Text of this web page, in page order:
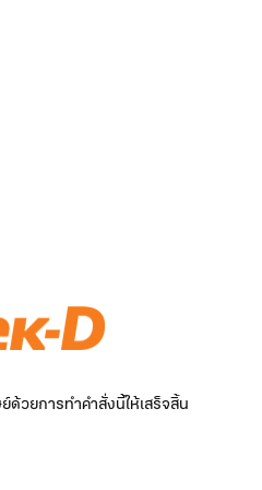
วยการทำคำสั่งนี้ให้เสร็จสิ้น